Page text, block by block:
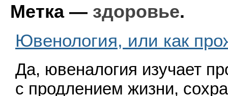
Метка — здоровье.
Ювенология, или как
Да, ювеналогия изучает
с продлением жизни,